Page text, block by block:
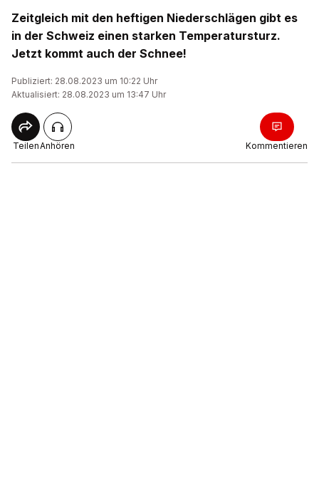
Zeitgleich mit den heftigen Niederschlägen gibt es
in der Schweiz einen starken Temperatursturz.
Jetzt kommt auch der Schnee!
Publiziert: 28.08.2023 um 10:22 Uhr
Aktualisiert: 28.08.2023 um 13:47 Uhr
TeilenAnhören Kommentieren